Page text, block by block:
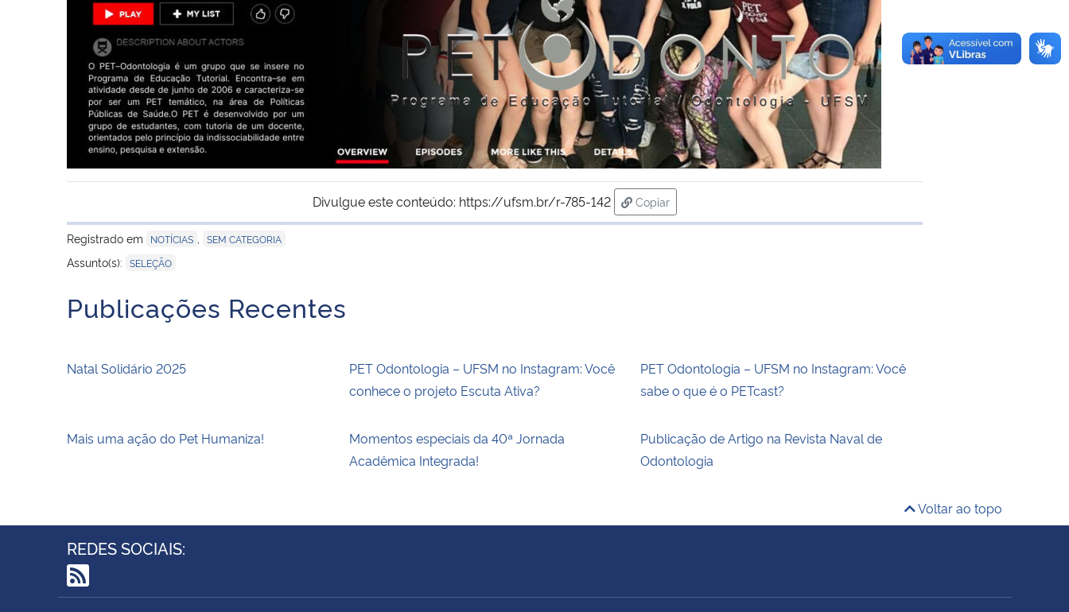
Divulgue este conteúdo: https://ufsm.br/r-785-142
Copiar
para área de transferência
Registrado em
NOTÍCIAS SEM CATEGORIA
Assunto(s): SELEÇÃO
Publicações Recentes
Natal Solidário 2025
PET Odontologia – UFSM no Instagram: Você
conhece o projeto Escuta Ativa?
PET Odontologia – UFSM no Instagram: Você
sabe o que é o PETcast?
Mais uma ação do Pet Humaniza!
Momentos especiais da 40ª Jornada
Acadêmica Integrada!
Publicação de Artigo na Revista Naval de
Odontologia
Voltar ao topo
REDES SOCIAIS:
RSS